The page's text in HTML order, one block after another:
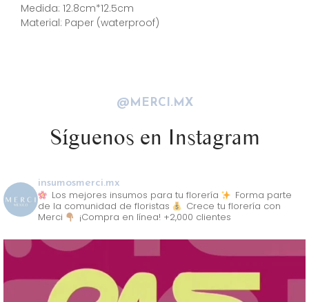
Medida: 12.8cm*12.5cm
Material: Paper (waterproof)
@MERCI.MX
Síguenos en Instagram
insumosmerci.mx
Los mejores insumos para tu florería
Forma parte
de la comunidad de floristas
Crece tu florería con
Merci
¡Compra en línea! +2,000 clientes